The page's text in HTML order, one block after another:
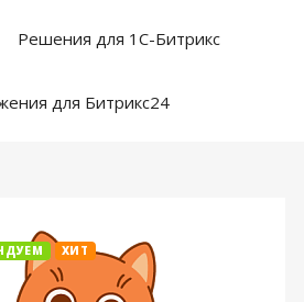
Решения для 1С-Битрикс
для Битрикс24
ХИТ